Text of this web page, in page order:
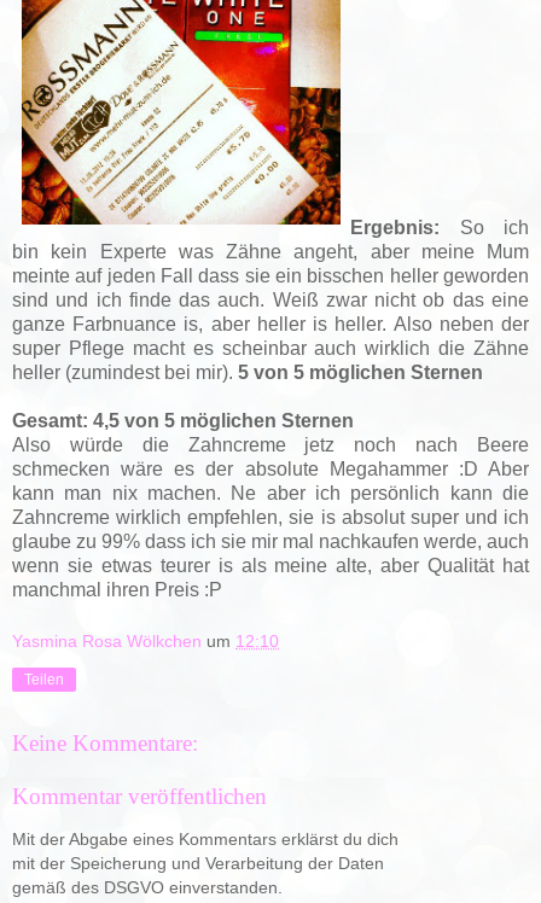
Ergebnis: So ich
bin kein Experte was Zähne angeht, aber meine Mum
meinte auf jeden Fall dass sie ein bisschen heller geworden
sind und ich finde das auch. Weiß zwar nicht ob das eine
ganze Farbnuance is, aber heller is heller. Also neben der
super Pflege macht es scheinbar auch wirklich die Zähne
heller (zumindest bei mir). 5 von 5 möglichen Sternen
Gesamt: 4,5 von 5 möglichen Sternen
Also würde die Zahncreme jetz noch nach Beere
schmecken wäre es der absolute Megahammer :D Aber
kann man nix machen. Ne aber ich persönlich kann die
Zahncreme wirklich empfehlen, sie is absolut super und ich
glaube zu 99% dass ich sie mir mal nachkaufen werde, auch
wenn sie etwas teurer is als meine alte, aber Qualität hat
manchmal ihren Preis :P
Yasmina Rosa Wölkchen um 12:10
Teilen
Keine Kommentare:
Kommentar veröffentlichen
Mit der Abgabe eines Kommentars erklärst du dich
mit der Speicherung und Verarbeitung der Daten
gemäß des DSGVO einverstanden.